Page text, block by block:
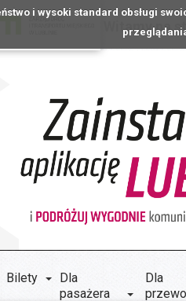
i wysoki standard obsługi
Witamy na
Bilety
Dla
pasażera
Dla